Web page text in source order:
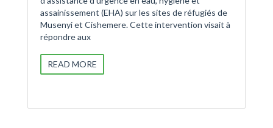
assainissement (EHA) sur les sites de réfugiés de
Musenyi et Cishemere. Cette intervention visait à
répondre aux
READ MORE